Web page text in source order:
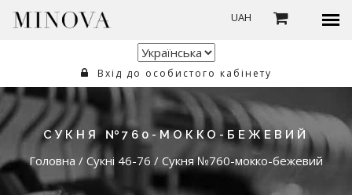
UAH
Вхід до особистого кабінету
СУКНЯ №760-МОККО-БЕЖЕВИЙ
Головна / Сукні 46-76 / Сукня №760-мокко-бежевий